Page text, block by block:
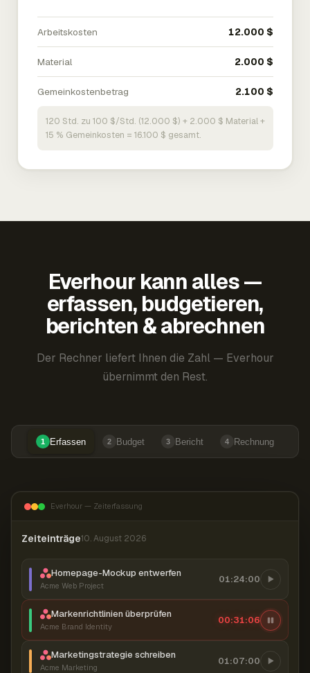
Arbeitskosten 12.000 $
Material 2.000 $
Gemeinkostenbetrag 2.100 $
120 Std. zu 100 $/Std. (12.000 $) + 2.000 $ Material +
15 % Gemeinkosten = 16.100 $ gesamt.
Everhour kann alles —
erfassen, budgetieren,
berichten & abrechnen
Der Rechner liefert Ihnen die Zahl — Everhour
übernimmt den Rest.
1 Erfassen 2 Budget 3 Bericht 4 Rechnung
Everhour — Zeiterfassung
Zeiteinträge10. August 2026
Homepage-Mockup entwerfen
Acme Web Project
01:24:00
Markenrichtlinien überprüfen
Acme Brand Identity
00:31:06
Marketingstrategie schreiben
Acme Marketing
01:07:00